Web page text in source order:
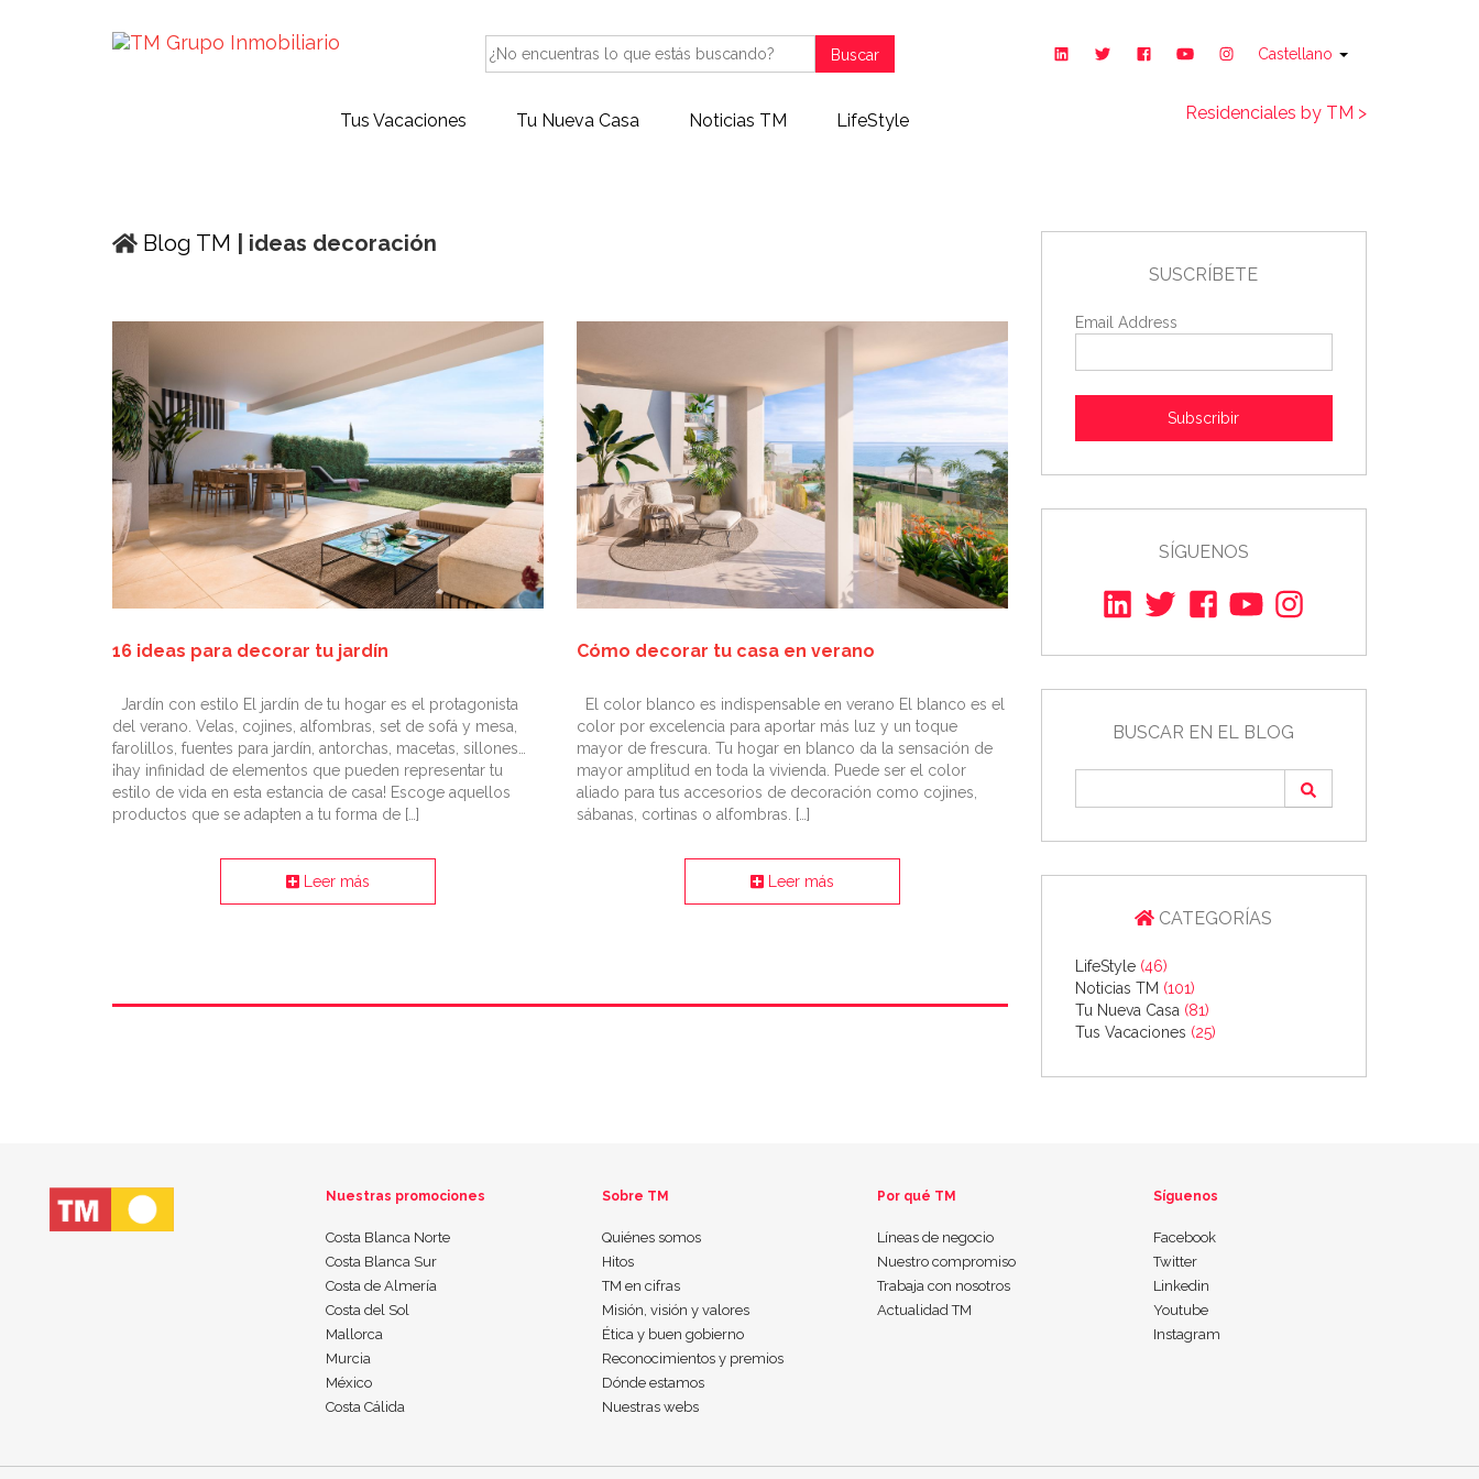
Buscar Castellano
Tus Vacaciones Tu Nueva Casa Noticias TM LifeStyle Residenciales by TM >
Blog TM | ideas decoración
16 ideas para decorar tu jardín
Jardín con estilo El jardín de tu hogar es el protagonista
del verano. Velas, cojines, alfombras, set de sofá y mesa,
farolillos, fuentes para jardín, antorchas, macetas, sillones…
¡hay infinidad de elementos que pueden representar tu
estilo de vida en esta estancia de casa! Escoge aquellos
productos que se adapten a tu forma de […]
Leer más
Cómo decorar tu casa en verano
El color blanco es indispensable en verano El blanco es el
color por excelencia para aportar más luz y un toque
mayor de frescura. Tu hogar en blanco da la sensación de
mayor amplitud en toda la vivienda. Puede ser el color
aliado para tus accesorios de decoración como cojines,
sábanas, cortinas o alfombras. […]
Leer más
SUSCRÍBETE
Email Address
Subscribir
SÍGUENOS
BUSCAR EN EL BLOG
CATEGORÍAS
LifeStyle (46)
Noticias TM (101)
Tu Nueva Casa (81)
Tus Vacaciones (25)
Nuestras promociones
Costa Blanca Norte
Costa Blanca Sur
Costa de Almería
Costa del Sol
Mallorca
Murcia
México
Costa Cálida
Sobre TM
Quiénes somos
Hitos
TM en cifras
Misión, visión y valores
Ética y buen gobierno
Reconocimientos y premios
Dónde estamos
Nuestras webs
Por qué TM
Líneas de negocio
Nuestro compromiso
Trabaja con nosotros
Actualidad TM
Síguenos
Facebook
Twitter
Linkedin
Youtube
Instagram